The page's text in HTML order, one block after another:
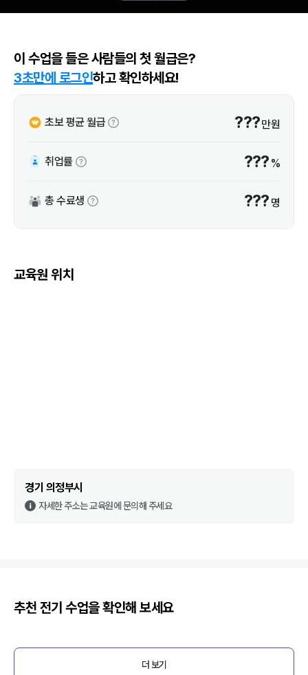
이 수업을 들은 사람들의 첫 월급은?
3초만에 로그인하고 확인하세요!
초보 평균 월급 ???만원
취업률 ??? %
총 수료생 ??? 명
교육원 위치
경기 의정부시
자세한 주소는 교육원에 문의해 주세요
추천 전기 수업을 확인해 보세요
더 보기